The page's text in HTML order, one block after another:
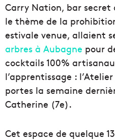
Carry Nation, bar secret
le thème de la
estivale venue, allaient
arbres à Aubagne pour
cocktails 100%
l’apprentissage :
portes la semaine
Catherine (7e).
Cet espace de quelque